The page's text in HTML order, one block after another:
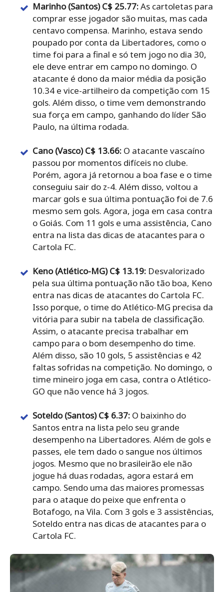
Marinho (Santos) C$ 25.77:As cartoletas para
comprar esse jogador são muitas, mas cada
centavo compensa. Marinho, estava sendo
poupado por conta da Libertadores, como o
time foi para a final e só tem jogo no dia 30,
ele deve entrar em campo no domingo. O
atacante é dono da maior média da posição
10.34 e vice-artilheiro da competição com 15
gols. Além disso, o time vem demonstrando
sua força em campo, ganhando do líder São
Paulo, na última rodada.
Cano (Vasco) C$ 13.66: O atacante vascaíno
passou por momentos difíceis no clube.
Porém, agora já retornou a boa fase e o time
conseguiu sair do z-4. Além disso, voltou a
marcar gols e sua última pontuação foi de 7.6
mesmo sem gols. Agora, joga em casa contra
o Goiás. Com 11 gols e uma assistência, Cano
entra na lista das dicas de atacantes para o
Cartola FC.
Keno (Atlético-MG) C$ 13.19: Desvalorizado
pela sua última pontuação não tão boa, Keno
entra nas dicas de atacantes do Cartola FC.
Isso porque, o time do Atlético-MG precisa da
vitória para subir na tabela de classificação.
Assim, o atacante precisa trabalhar em
campo para o bom desempenho do time.
Além disso, são 10 gols, 5 assistências e 42
faltas sofridas na competição. No domingo, o
time mineiro joga em casa, contra o Atlético-
GO que não vence há 3 jogos.
Soteldo (Santos) C$ 6.37: O baixinho do
Santos entra na lista pelo seu grande
desempenho na Libertadores. Além de gols e
passes, ele tem dado o sangue nos últimos
jogos. Mesmo que no brasileirão ele não
jogue há duas rodadas, agora estará em
campo. Sendo uma das maiores promessas
para o ataque do peixe que enfrenta o
Botafogo, na Vila. Com 3 gols e 3 assistências,
Soteldo entra nas dicas de atacantes para o
Cartola FC.